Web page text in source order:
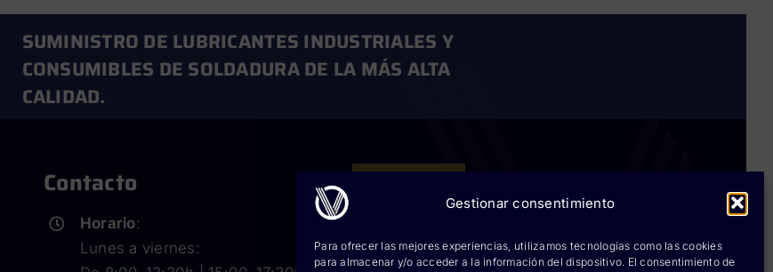
Gestionar consentimiento
Para ofrecer las mejores experiencias, utilizamos tecnologías como las cookies
para almacenar y/o acceder a la información del dispositivo. El consentimiento de
SUMINISTRO DE LUBRICANTES INDUSTRIALES Y
CONSUMIBLES DE SOLDADURA DE LA MÁS ALTA
CALIDAD.
Contacto
Horario:
Lunes a viernes:
Corium chemicals